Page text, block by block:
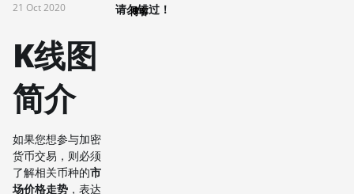
博客
21 Oct 2020
K线图
简介
如果您想参与加密
货币交易，则必须
了解相关币种的市
场价格走势 ，表达
请勿错过！